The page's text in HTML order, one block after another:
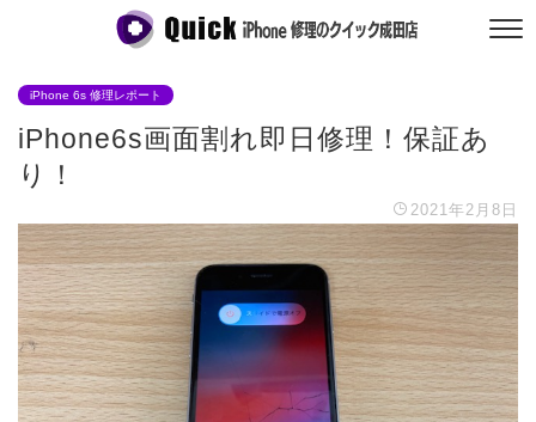
iPhone 6s 修理レポート
iPhone6s画面割れ即日修理！保証あ
り！
2021年2月8日